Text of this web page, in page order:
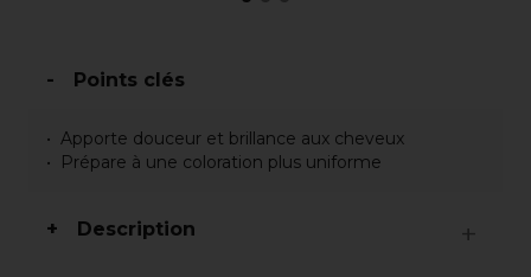
Points clés
Apporte douceur et brillance aux cheveux
Prépare à une coloration plus uniforme
Description